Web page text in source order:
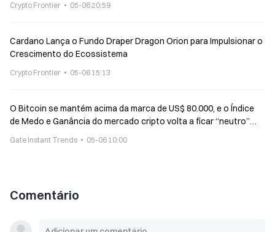
Crypto Frontier 05-06 20:59
Cardano Lança o Fundo Draper Dragon Orion para Impulsionar o
Crescimento do Ecossistema
Crypto Frontier 05-06 15:13
O Bitcoin se mantém acima da marca de US$ 80.000, e o Índice
de Medo e Ganância do mercado cripto volta a ficar “neutro”
Gate Instant Trends 05-06 10:00
Comentário